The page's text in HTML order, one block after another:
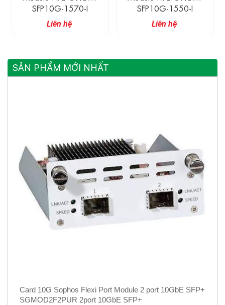
SFP10G-1570-I
Liên hệ
SFP10G-1550-I
Liên hệ
SẢN PHẨM MỚI NHẤT
Card 10G Sophos Flexi Port Module 2 port 10GbE SFP+
SGMOD2F2PUR 2port 10GbE SFP+